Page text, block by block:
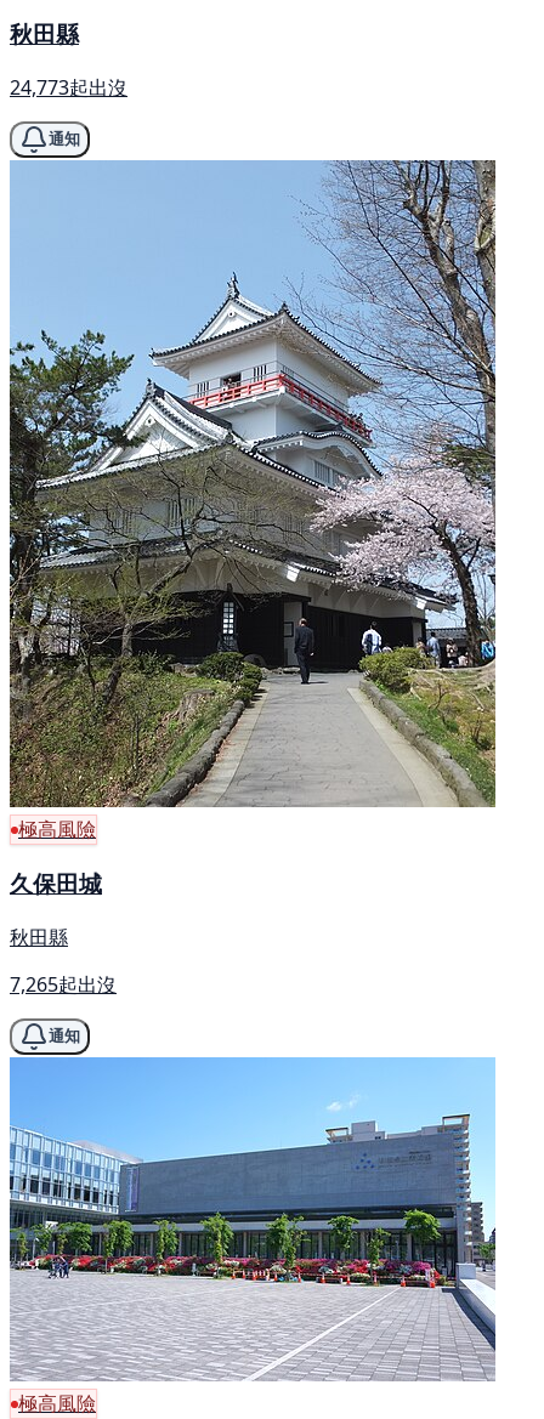
秋田縣
24,773起出沒
通知
極高風險
久保田城
秋田縣
7,265起出沒
通知
極高風險